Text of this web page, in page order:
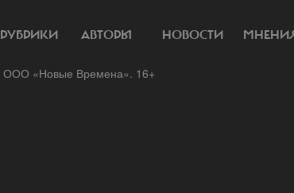
РУБРИКИ АВТОРЫ НОВОСТИ
ООО «Новые Времена». 16+